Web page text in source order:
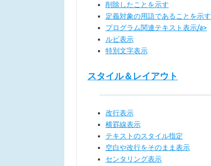
削除したことを示す
定義対象の用語であることを示す
プログラム関連テキスト表示/a>
ルビ表示
特別文字表示
スタイル＆レイアウト
改行表示
横罫線表示
テキストのスタイル指定
空白や改行をそのまま表示
センタリング表示